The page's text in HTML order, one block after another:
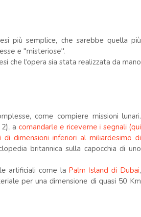
più semplice, che sarebbe quella più
e "misteriose".
che l'opera sia stata realizzata da mano
come compiere missioni lunari.
a comandarle e riceverne i segnali (qui
di dimensioni inferiori al miliardesimo di
britannica sulla capocchia di uno
artificiali come la Palm Island di Dubai,
per una dimensione di quasi 50 Km